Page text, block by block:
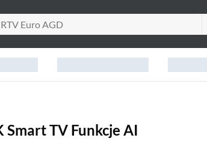
Smart TV Funkcje AI